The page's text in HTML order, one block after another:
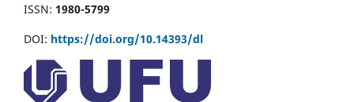
ISSN: 1980-5799
DOI: https://doi.org/10.14393/dl